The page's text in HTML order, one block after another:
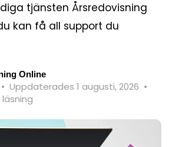
tjänsten Årsredovisning
kan få all support du
Online
• Uppdaterades 1 augusti, 2026 •